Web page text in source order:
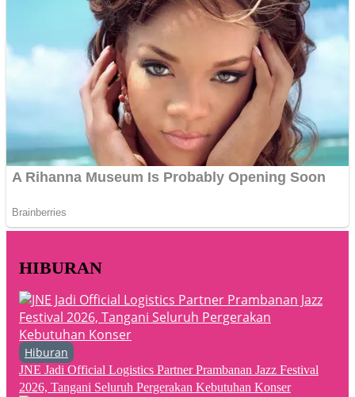
HIBURAN
Hiburan
JNE Jadi Official Logistics Partner Prambanan Jazz Festival
2026, Tangani Seluruh Pergerakan Kebutuhan Konser